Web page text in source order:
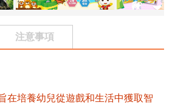
注意事項
在培養幼兒從遊戲和生活中獲取智